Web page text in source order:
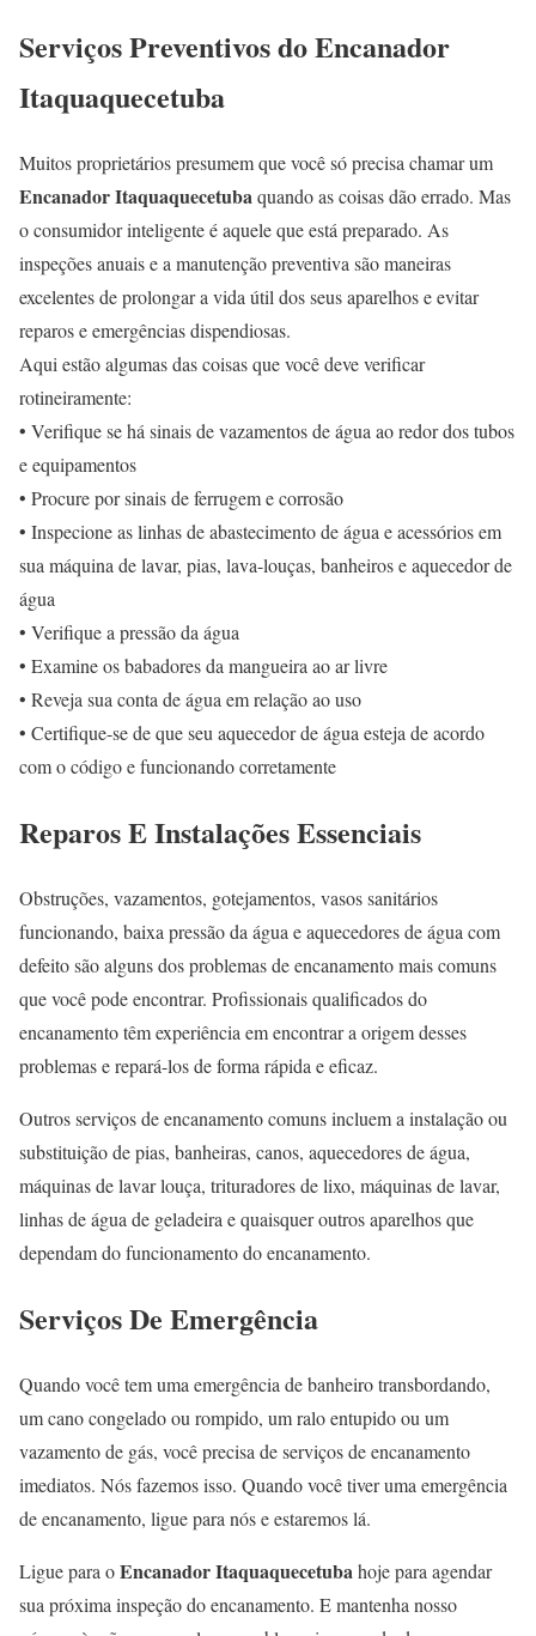
Serviços Preventivos do Encanador
Itaquaquecetuba
Muitos proprietários presumem que você só precisa chamar um
Encanador Itaquaquecetubaquando as coisas dão errado. Mas
o consumidor inteligente é aquele que está preparado. As
inspeções anuais e a manutenção preventiva são maneiras
excelentes de prolongar a vida útil dos seus aparelhos e evitar
reparos e emergências dispendiosas.
Aqui estão algumas das coisas que você deve verificar
rotineiramente:
• Verifique se há sinais de vazamentos de água ao redor dos tubos
e equipamentos
• Procure por sinais de ferrugem e corrosão
• Inspecione as linhas de abastecimento de água e acessórios em
sua máquina de lavar, pias, lava-louças, banheiros e aquecedor de
água
• Verifique a pressão da água
• Examine os babadores da mangueira ao ar livre
• Reveja sua conta de água em relação ao uso
• Certifique-se de que seu aquecedor de água esteja de acordo
com o código e funcionando corretamente
Reparos E Instalações Essenciais
Obstruções, vazamentos, gotejamentos, vasos sanitários
funcionando, baixa pressão da água e aquecedores de água com
defeito são alguns dos problemas de encanamento mais comuns
que você pode encontrar. Profissionais qualificados do
encanamento têm experiência em encontrar a origem desses
problemas e repará-los de forma rápida e eficaz.
Outros serviços de encanamento comuns incluem a instalação ou
substituição de pias, banheiras, canos, aquecedores de água,
máquinas de lavar louça, trituradores de lixo, máquinas de lavar,
linhas de água de geladeira e quaisquer outros aparelhos que
dependam do funcionamento do encanamento.
Serviços De Emergência
Quando você tem uma emergência de banheiro transbordando,
um cano congelado ou rompido, um ralo entupido ou um
vazamento de gás, você precisa de serviços de encanamento
imediatos. Nós fazemos isso. Quando você tiver uma emergência
de encanamento, ligue para nós e estaremos lá.
Ligue para oEncanador Itaquaquecetubahoje para agendar
sua próxima inspeção do encanamento. E mantenha nosso